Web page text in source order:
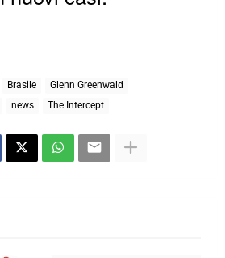
Brasile
Glenn Greenwald
news The Intercept